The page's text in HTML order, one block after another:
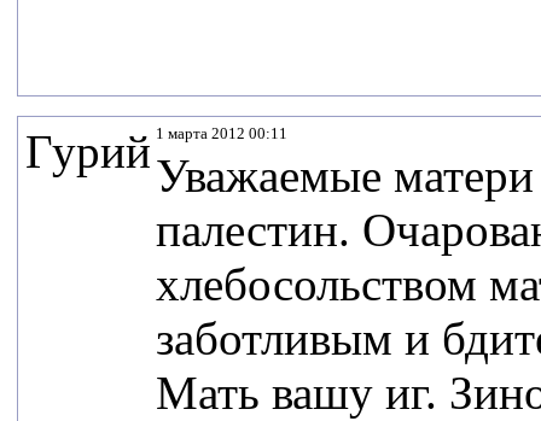
Гурий 1 марта 2012 00:11
Уважаемые матери
палестин.
хлебосольством
заботливым и
Мать вашу иг.